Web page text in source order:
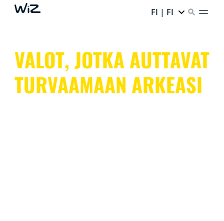
FI | FI
VALOT, JOTKA AUTTAVAT
TURVAAMAAN ARKEASI